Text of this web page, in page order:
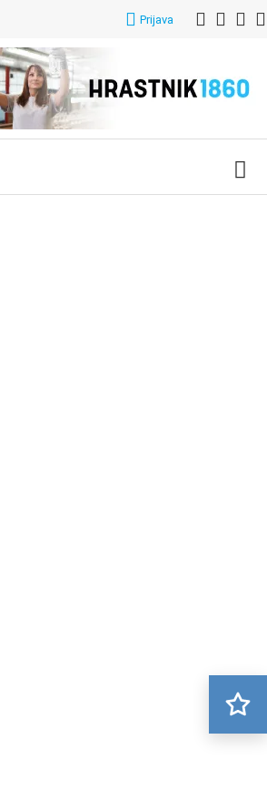
Prijava